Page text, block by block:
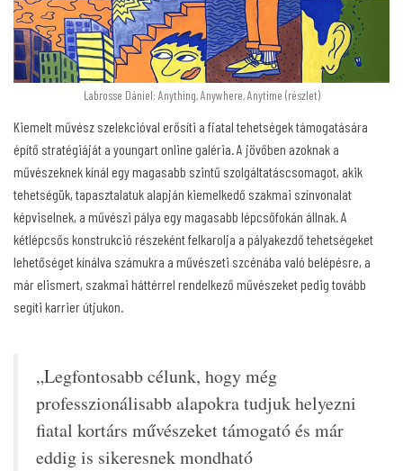
Labrosse Dániel: Anything, Anywhere, Anytime (részlet)
Kiemelt művész szelekcióval erősíti a fiatal tehetségek támogatására
építő stratégiáját a youngart online galéria. A jövőben azoknak a
művészeknek kínál egy magasabb szintű szolgáltatáscsomagot, akik
tehetségük, tapasztalatuk alapján kiemelkedő szakmai színvonalat
képviselnek, a művészi pálya egy magasabb lépcsőfokán állnak. A
kétlépcsős konstrukció részeként felkarolja a pályakezdő tehetségeket
lehetőséget kínálva számukra a művészeti szcénába való belépésre, a
már elismert, szakmai háttérrel rendelkező művészeket pedig tovább
segíti karrier útjukon.
„Legfontosabb célunk, hogy még
professzionálisabb alapokra tudjuk helyezni
fiatal kortárs művészeket támogató és már
eddig is sikeresnek mondható